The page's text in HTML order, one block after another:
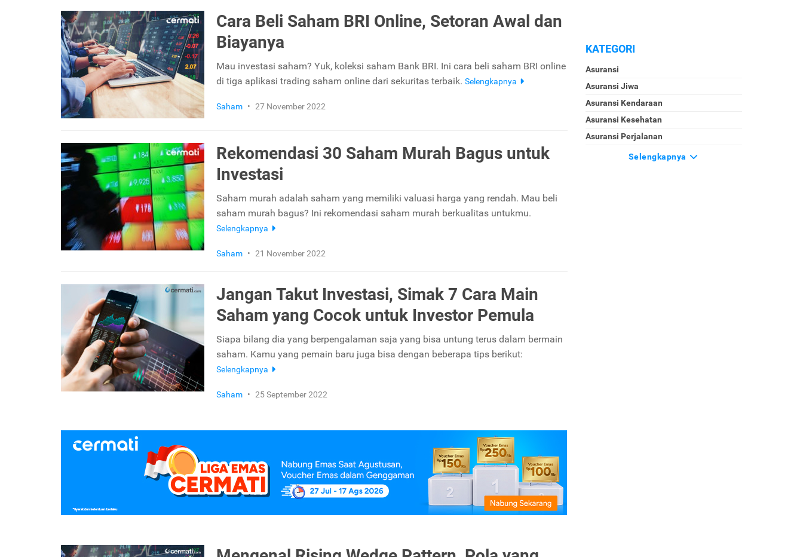
Cara Beli Saham BRI Online, Setoran Awal dan
Biayanya
Mau investasi saham? Yuk, koleksi saham Bank BRI. Ini cara beli saham BRI online
di tiga aplikasi trading saham online dari sekuritas terbaik. Selengkapnya
Saham • 27 November 2022
Rekomendasi 30 Saham Murah Bagus untuk
Investasi
Saham murah adalah saham yang memiliki valuasi harga yang rendah. Mau beli
saham murah bagus? Ini rekomendasi saham murah berkualitas untukmu.
Selengkapnya
Saham • 21 November 2022
Jangan Takut Investasi, Simak 7 Cara Main
Saham yang Cocok untuk Investor Pemula
Siapa bilang dia yang berpengalaman saja yang bisa untung terus dalam bermain
saham. Kamu yang pemain baru juga bisa dengan beberapa tips berikut:
Selengkapnya
Saham • 25 September 2022
KATEGORI
Asuransi
Asuransi Jiwa
Asuransi Kendaraan
Asuransi Kesehatan
Asuransi Perjalanan
Selengkapnya